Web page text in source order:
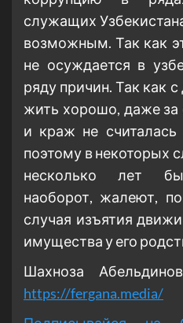
служащих
возможным. Так как
не осуждается в
ряду причин. Так как
жить хорошо, даже за
и краж не
поэтому в некоторых
несколько лет
наоборот, жалеют,
случая изъятия
имущества у его
Шахноза
https://fergana.media/